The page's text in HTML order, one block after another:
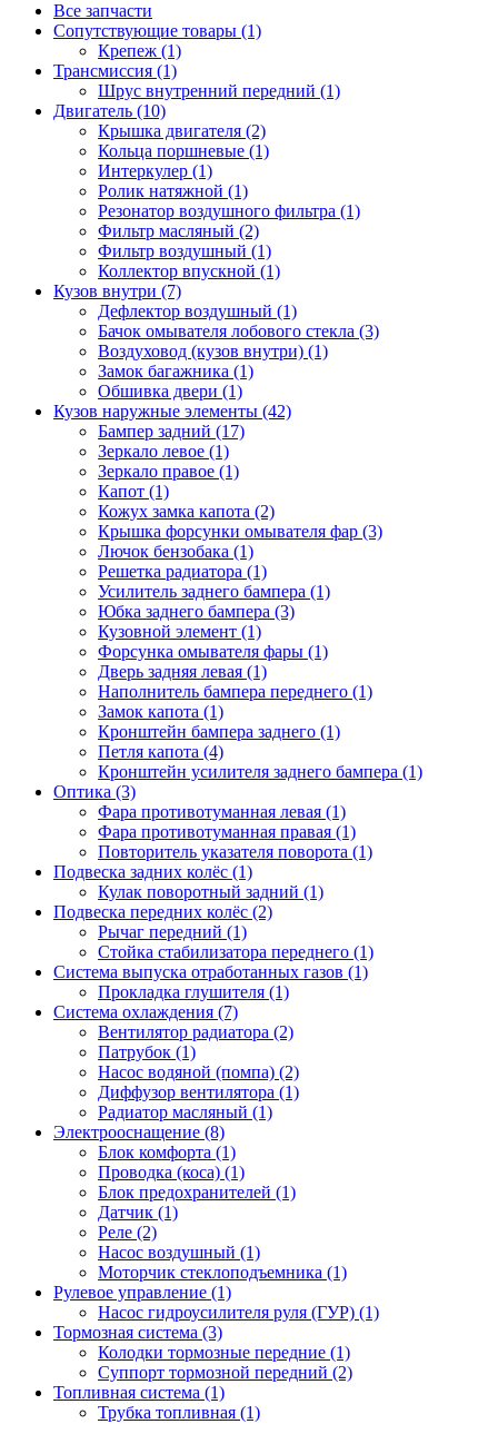
Все запчасти
Сопутствующие товары (1)
Крепеж (1)
Трансмиссия (1)
Шрус внутренний передний (1)
Двигатель (10)
Крышка двигателя (2)
Кольца поршневые (1)
Интеркулер (1)
Ролик натяжной (1)
Резонатор воздушного фильтра (1)
Фильтр масляный (2)
Фильтр воздушный (1)
Коллектор впускной (1)
Кузов внутри (7)
Дефлектор воздушный (1)
Бачок омывателя лобового стекла (3)
Воздуховод (кузов внутри) (1)
Замок багажника (1)
Обшивка двери (1)
Кузов наружные элементы (42)
Бампер задний (17)
Зеркало левое (1)
Зеркало правое (1)
Капот (1)
Кожух замка капота (2)
Крышка форсунки омывателя фар (3)
Лючок бензобака (1)
Решетка радиатора (1)
Усилитель заднего бампера (1)
Юбка заднего бампера (3)
Кузовной элемент (1)
Форсунка омывателя фары (1)
Дверь задняя левая (1)
Наполнитель бампера переднего (1)
Замок капота (1)
Кронштейн бампера заднего (1)
Петля капота (4)
Кронштейн усилителя заднего бампера (1)
Оптика (3)
Фара противотуманная левая (1)
Фара противотуманная правая (1)
Повторитель указателя поворота (1)
Подвеска задних колёс (1)
Кулак поворотный задний (1)
Подвеска передних колёс (2)
Рычаг передний (1)
Стойка стабилизатора переднего (1)
Система выпуска отработанных газов (1)
Прокладка глушителя (1)
Система охлаждения (7)
Вентилятор радиатора (2)
Патрубок (1)
Насос водяной (помпа) (2)
Диффузор вентилятора (1)
Радиатор масляный (1)
Электрооснащение (8)
Блок комфорта (1)
Проводка (коса) (1)
Блок предохранителей (1)
Датчик (1)
Реле (2)
Насос воздушный (1)
Моторчик стеклоподъемника (1)
Рулевое управление (1)
Насос гидроусилителя руля (ГУР) (1)
Тормозная система (3)
Колодки тормозные передние (1)
Суппорт тормозной передний (2)
Топливная система (1)
Трубка топливная (1)